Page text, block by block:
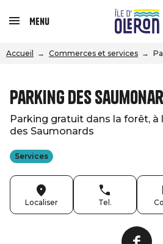
Menu
Accueil Commerces et services
Parking des
Parking gratuit dans la forêt, à
des Saumonards
Services
Localiser Tel.